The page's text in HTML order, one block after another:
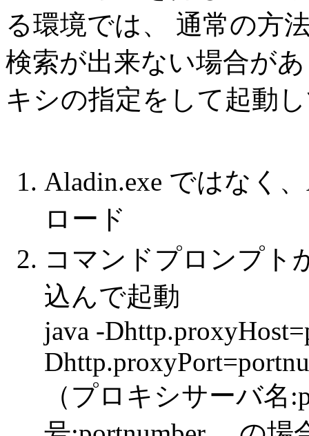
る環境では、 通常の方
検索が出来ない場合が
キシの指定をして起動
Aladin.exe ではなく
ロード
コマンドプロンプト
込んで起動
java -
（プロキシサーバ名